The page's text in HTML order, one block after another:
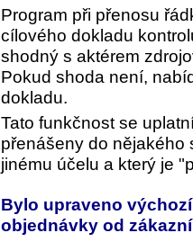
Program při přenosu
cílového dokladu
shodný s aktérem
Pokud shoda není,
dokladu.
Tato funkčnost se
přenášeny do nějakého
jinému účelu a který je
Bylo upraveno
objednávky od